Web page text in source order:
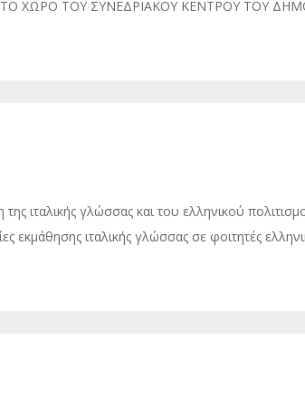
ΧΩΡΟ ΤΟΥ ΣΥΝΕΔΡΙΑΚΟΥ ΚΕΝΤΡΟΥ ΤΟΥ
ιταλικής γλώσσας και του ελληνικού
εκμάθησης ιταλικής γλώσσας σε φοιτητές